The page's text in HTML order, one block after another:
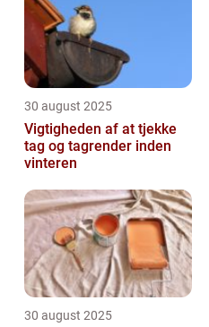
30 august 2025
Vigtigheden af at tjekke
tag og tagrender inden
vinteren
30 august 2025